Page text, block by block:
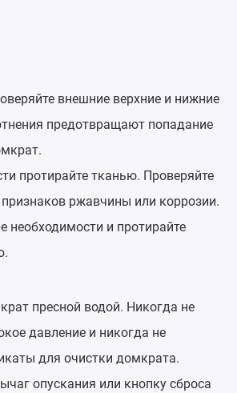
внешние верхние и нижние
предотвращают попадание
протирайте тканью. Проверяйте
ржавчины или коррозии.
необходимости и протирайте
пресной водой. Никогда не
давление и никогда не
для очистки домкрата.
опускания или кнопку сброса